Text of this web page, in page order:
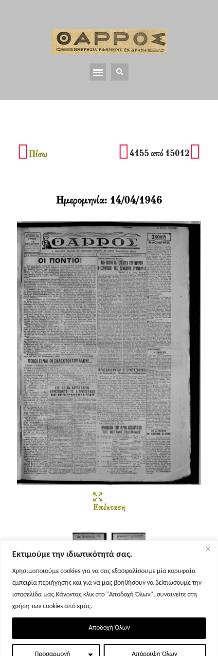
Εκτιμούμε την ιδιωτικότητά σας.
Χρησιμοποιούμε cookies για να σας εξασφαλίσουμε μία κορυφαία
εμπειρία περιήγησης και για να μας βοηθήσουν να βελτιώσουμε την
ιστοσελίδα μας.Κάνοντας κλικ στο "Αποδοχή Όλων", συναινείτε στη
χρήση των cookies από εμάς.
Προσαρμογή Απόρριψη Όλων
Αποδοχή Όλων
Πίσω 4155 από 15012
Επέκταση
Σελίδα 1 Σελίδα 2
Ημερομηνία: 14/04/1946